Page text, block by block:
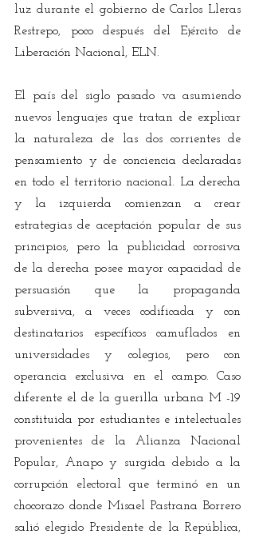
luz durante el gobierno de Carlos Lleras
Restrepo, poco después del Ejército de
Liberación Nacional, ELN.
El país del siglo pasado va asumiendo
nuevos lenguajes que tratan de explicar
la naturaleza de las dos corrientes de
pensamiento y de conciencia declaradas
en todo el territorio nacional. La derecha
y la izquierda comienzan a crear
estrategias de aceptación popular de sus
principios, pero la publicidad corrosiva
de la derecha posee mayor capacidad de
persuasión que la propaganda
subversiva, a veces codificada y con
destinatarios específicos camuflados en
universidades y colegios, pero con
operancia exclusiva en el campo. Caso
diferente el de la guerilla urbana M -19
constituida por estudiantes e intelectuales
provenientes de la Alianza Nacional
Popular, Anapo y surgida debido a la
corrupción electoral que terminó en un
chocorazo donde Misael Pastrana Borrero
salió elegido Presidente de la República,